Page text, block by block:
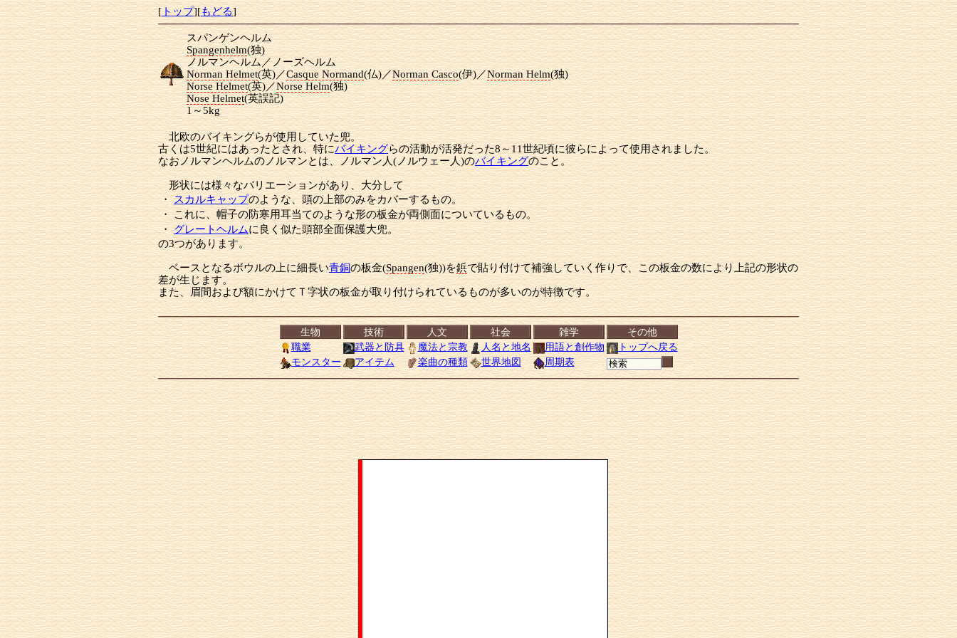
[トップ][もどる]
スパンゲンヘルム
Spangenhelm(独)
ノルマンヘルム／ノーズヘルム
Norman Helmet(英)／Casque Normand(仏)／Norman Casco(伊)／Norman Helm(独)
Norse Helmet(英)／Norse Helm(独)
Nose Helmet(英誤記)
1～5kg
北欧のバイキングらが使用していた兜。
古くは5世紀にはあったとされ、特にバイキングらの活動が活発だった8～11世紀頃に彼らによって使用されました。
なおノルマンヘルムのノルマンとは、ノルマン人(ノルウェー人)のバイキングのこと。
形状には様々なバリエーションがあり、大分して
・ スカルキャップのような、頭の上部のみをカバーするもの。
・ これに、帽子の防寒用耳当てのような形の板金が両側面についているもの。
・ グレートヘルムに良く似た頭部全面保護大兜。
の3つがあります。
ベースとなるボウルの上に細長い青銅の板金(Spangen(独))を鋲で貼り付けて補強していく作りで、この板金の数により上記の形状の
差が生じます。
また、眉間および額にかけてＴ字状の板金が取り付けられているものが多いのが特徴です。